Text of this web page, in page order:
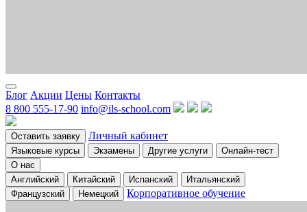
Блог Акции Цены Контакты
8 800 555-17-90 info@ils-school.com
Оставить заявку Личный кабинет
Языковые курсы Экзамены Другие услуги
Онлайн-тест
О нас
Английский
Китайский Испанский
Итальянский
Французский
Немецкий Корпоративное обучение